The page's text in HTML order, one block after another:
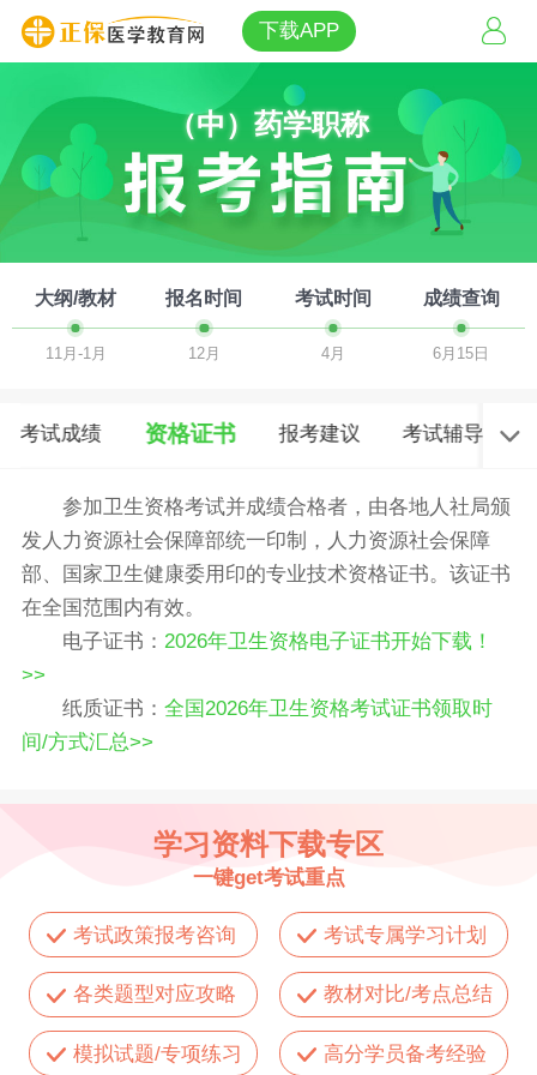
下载APP
（中）药学职称
大纲/教材
11月-1月
报名时间
12月
考试时间
4月
成绩查询
6月15日
考试成绩 资格证书 报考建议 考试辅导
参加卫生资格考试并成绩合格者，由各地人社局颁
发人力资源社会保障部统一印制，人力资源社会保障
部、国家卫生健康委用印的专业技术资格证书。该证书
在全国范围内有效。
电子证书： 2026年卫生资格电子证书开始下载！
>>
纸质证书： 全国2026年卫生资格考试证书领取时
间/方式汇总>>
学习资料下载专区
一键get考试重点
考试政策报考咨询 考试专属学习计划
各类题型对应攻略 教材对比/考点总结
模拟试题/专项练习 高分学员备考经验